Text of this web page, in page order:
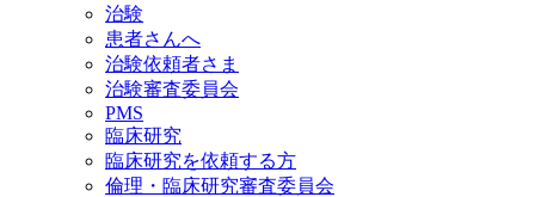
治験
患者さんへ
治験依頼者さま
治験審査委員会
PMS
臨床研究
臨床研究を依頼する方
倫理・臨床研究審査委員会